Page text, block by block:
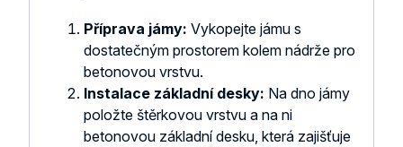
Příprava jámy: Vykopejte jámu s
dostatečným prostorem kolem nádrže pro
betonovou vrstvu.
Instalace základní desky: Na dno jámy
položte štěrkovou vrstvu a na ni
betonovou základní desku, která zajišťuje